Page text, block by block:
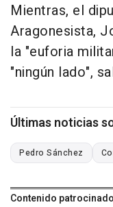
Mientras, el
Aragonesista,
la "euforia
"ningún lado",
Últimas noticias
Pedro Sánchez
Contenido patrocinado